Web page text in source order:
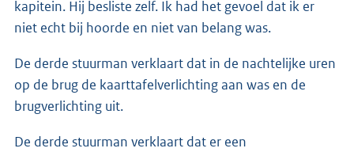
kapitein. Hij besliste zelf. Ik had het gevoel dat ik er
niet echt bij hoorde en niet van belang was.
De derde stuurman verklaart dat in de nachtelijke uren
op de brug de kaarttafelverlichting aan was en de
brugverlichting uit.
De derde stuurman verklaart dat er een